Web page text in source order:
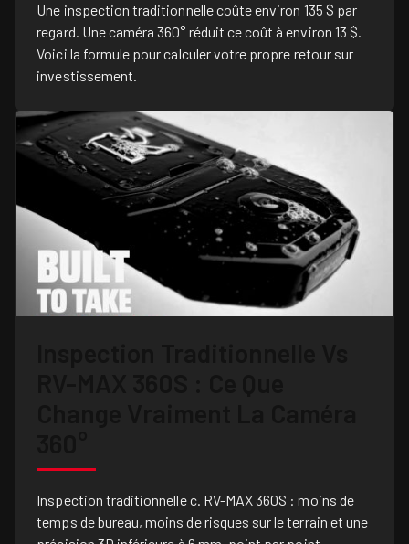
Une inspection traditionnelle coûte environ 135 $ par
regard. Une caméra 360° réduit ce coût à environ 13 $.
Voici la formule pour calculer votre propre retour sur
investissement.
Inspection traditionnelle c. RV-MAX 360S : moins de
temps de bureau, moins de risques sur le terrain et une